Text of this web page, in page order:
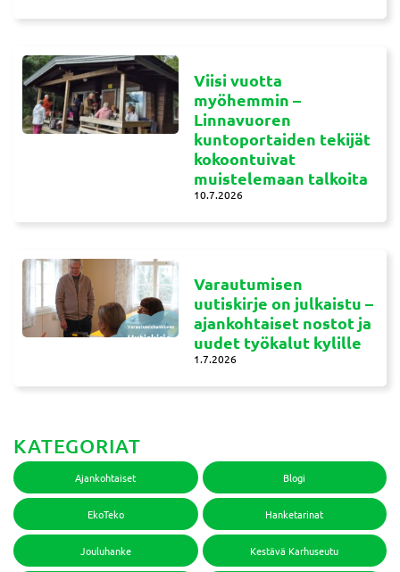
Viisi vuotta
myöhemmin –
Linnavuoren
kuntoportaiden tekijät
kokoontuivat
muistelemaan talkoita
10.7.2026
Varautumisen
uutiskirje on julkaistu –
ajankohtaiset nostot ja
uudet työkalut kylille
1.7.2026
KATEGORIAT
Ajankohtaiset Blogi
EkoTeko Hanketarinat
Jouluhanke Kestävä Karhuseutu